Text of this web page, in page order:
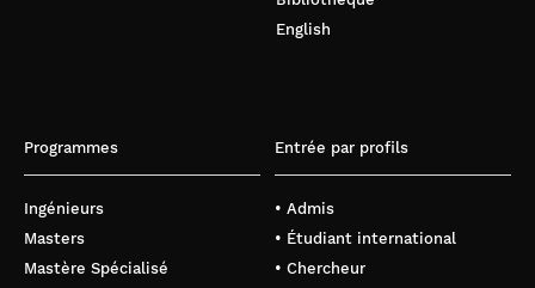
English
Programmes
Ingénieurs
Masters
Mastère Spécialisé
Entrée par profils
• Admis
• Étudiant international
• Chercheur